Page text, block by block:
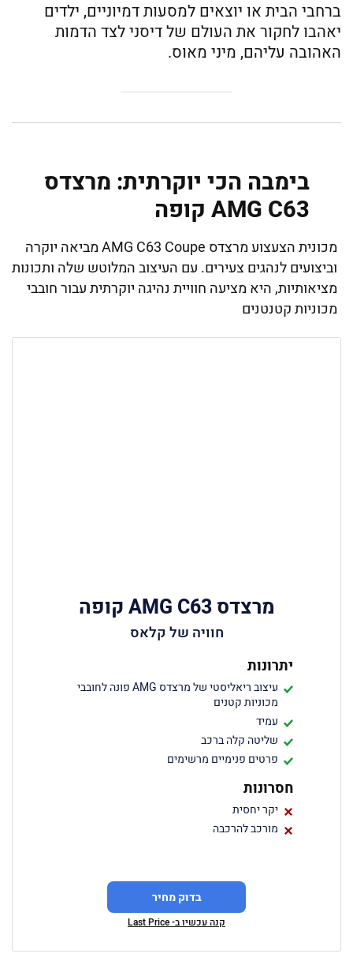
ברחבי הבית או יוצאים למסעות דמיוניים, ילדים
יאהבו לחקור את העולם של דיסני לצד הדמות
האהובה עליהם, מיני מאוס.
בימבה הכי יוקרתית: מרצדס
AMG C63 קופה
מכונית הצעצוע מרצדס AMG C63 Coupe מביאה יוקרה
וביצועים לנהגים צעירים. עם העיצוב המלוטש שלה ותכונות
מציאותיות, היא מציעה חוויית נהיגה יוקרתית עבור חובבי
מכוניות קטנטנים
מרצדס AMG C63 קופה
חוויה של קלאס
יתרונות
עיצוב ריאליסטי של מרצדס AMG פונה לחובבי
מכוניות קטנים
עמיד
שליטה קלה ברכב
פרטים פנימיים מרשימים
חסרונות
יקר יחסית
מורכב להרכבה
בדוק מחיר
קנה עכשיו ב- Last Price